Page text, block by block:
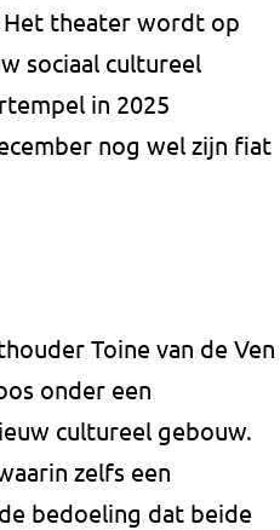
Het theater wordt op
sociaal cultureel
in 2025
nog wel zijn fiat
Toine van de Ven
onder een
cultureel gebouw.
zelfs een
bedoeling dat beide